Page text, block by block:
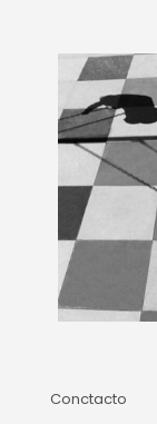
Conctacto